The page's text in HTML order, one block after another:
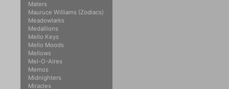
Maters
Mauruce Williams (Zodiacs)
Meadowlarks
Medallions
Mello Keys
Mello Moods
Mellows
Mel-O-Aires
Memos
Midnighters
Miracles